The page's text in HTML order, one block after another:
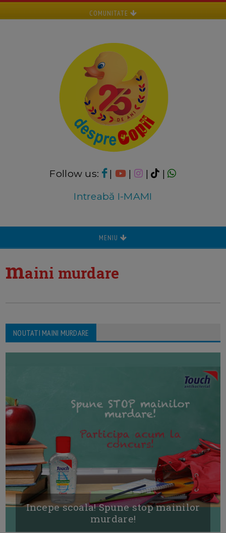
COMUNITATE
Follow us: | | |
|
Intreabă I-MAMI
MENIU
maini murdare
NOUTATI MAINI MURDARE
Incepe scoala! Spune stop mainilor
murdare!